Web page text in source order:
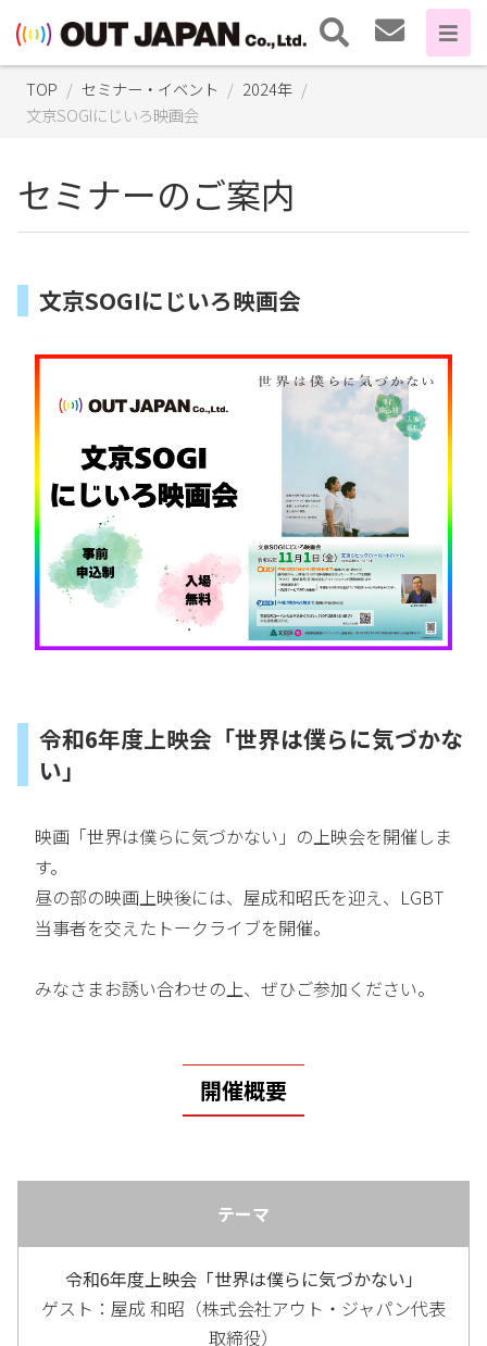
TOP セミナー・イベント
2024年
文京SOGIにじいろ映画会
セミナーのご案内
文京SOGIにじいろ映画会
令和6年度上映会「世界は僕らに気づかな
い」
映画「世界は僕らに気づかない」の上映会を開催しま
す。
昼の部の映画上映後には、屋成和昭氏を迎え、LGBT
当事者を交えたトークライブを開催。
みなさまお誘い合わせの上、ぜひご参加ください。
開催概要
テーマ
令和6年度上映会「世界は僕らに気づかない」
ゲスト：屋成 和昭（株式会社アウト・ジャパン代表
取締役）